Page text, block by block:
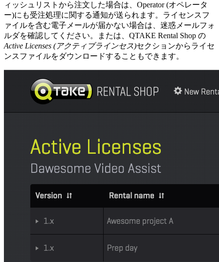
ィッシュリストから注文した場合は、Operator (オペレータ
ー)にも受注処理に関する通知が送られます。ライセンスフ
ァイルを含む電子メールが届かない場合は、迷惑メールフォ
ルダを確認してください。または、QTAKE Rental Shop の
Active Licenses (アクティブラインセス)セクションからライセ
ンスファイルをダウンロードすることもできます。